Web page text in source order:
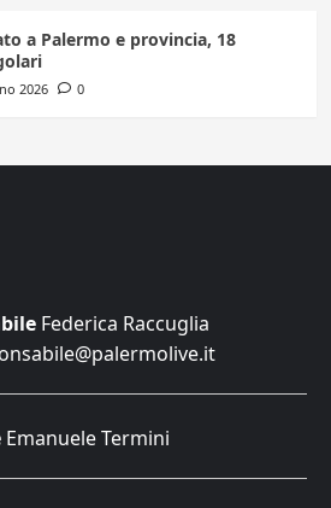
a Palermo e provincia, 18
2026 0
Federica Raccuglia
Emanuele Termini